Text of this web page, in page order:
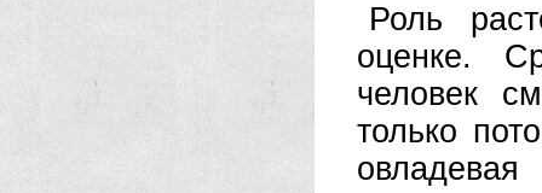
Роль
оценке.
человек
только